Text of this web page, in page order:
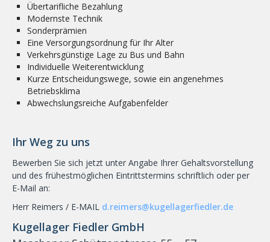
Übertarifliche Bezahlung
Modernste Technik
Sonderprämien
Eine Versorgungsordnung für Ihr Alter
Verkehrsgünstige Lage zu Bus und Bahn
Individuelle Weiterentwicklung
Kurze Entscheidungswege, sowie ein angenehmes
Betriebsklima
Abwechslungsreiche Aufgabenfelder
Ihr Weg zu uns
Bewerben Sie sich jetzt unter Angabe Ihrer Gehaltsvorstellung
und des frühestmöglichen Eintrittstermins schriftlich oder per
E-Mail an:
Herr Reimers / E-MAIL d.reimers@kugellagerfiedler.de
Kugellager Fiedler GmbH